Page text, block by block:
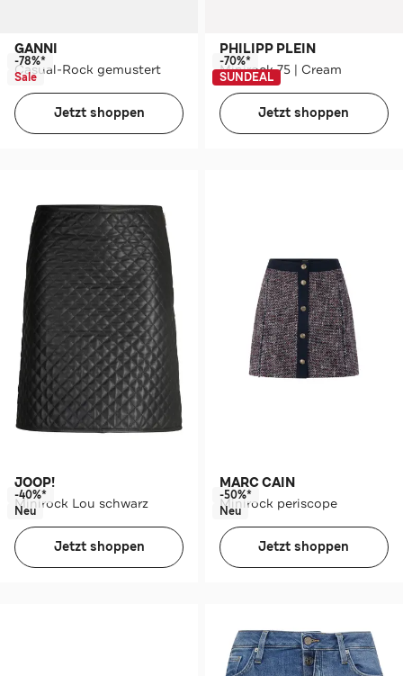
GANNI
Casual-Rock gemustert
-78%*
Sale
Jetzt shoppen
PHILIPP PLEIN
Minirock 75 | Cream
-70%*
SUNDEAL
Jetzt shoppen
JOOP!
Minirock Lou schwarz
-40%*
Neu
Jetzt shoppen
MARC CAIN
Minirock periscope
-50%*
Neu
Jetzt shoppen